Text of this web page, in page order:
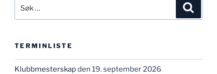
etter:
TERMINLISTE
Klubbmesterskapden 19. september 2026